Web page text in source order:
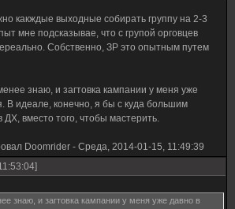
какждые выходные собирать группу на 2-3
мне подсказывае, что с групой орговцев
Собственно, ЗР это опытным путем
знаю, и загтовка кампании у меня уже
В идеале, конечно, я бы с куда большим
ДХ, вместо того, чтобы мастерить.
Doomrider - Среда, 2014-01-15, 11:49:39
знаю, и загтовка кампании у меня уже давно в